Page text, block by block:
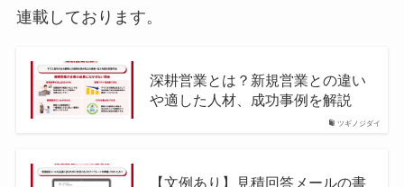
連載しております。
ツギノジダイ
深耕営業とは？新規営業との違い
や適した人材、成功事例を解説
【文例あり】見積回答メールの書